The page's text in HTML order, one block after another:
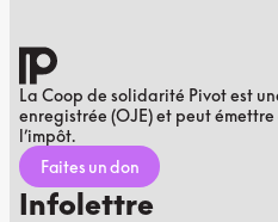
La Coop de solidarité Pivot est
enregistrée (OJE) et peut
l’impôt.
Faites un don
Infolettre